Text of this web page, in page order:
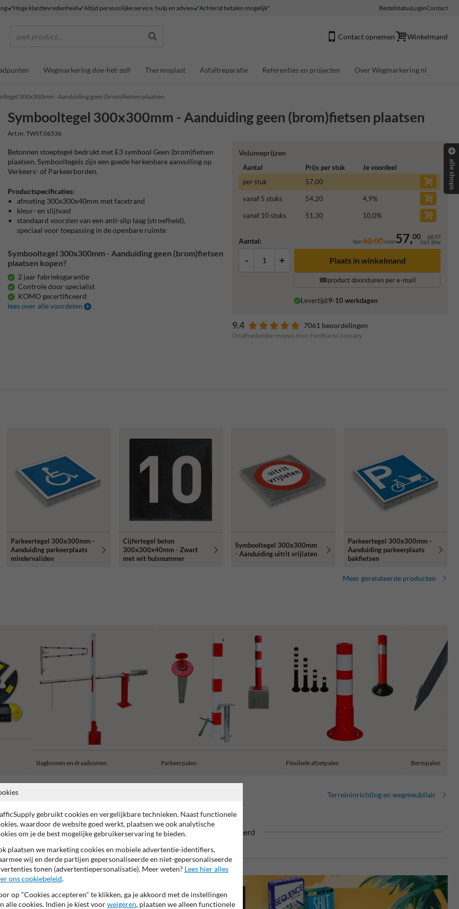
Hoge klanttevredenheid Altijd persoonlijke service, hulp en advies Achteraf betalen mogelijk* BestelstatusLoginContact
zoek product... Contact opnemen Winkelmand
Wegmarkering doe-het-zelf Thermoplast Asfaltreparatie Referenties en projecten Over Wegmarkering.nl
300x300mm - Aanduiding geen (brom)fietsen plaatsen
Symbooltegel 300x300mm - Aanduiding geen (brom)fietsen plaatsen
Art.nr. TWST.06536
Volumeprijzen
Aantal Prijs per stuk
Je voordeel
per stuk
57,00
vanaf 5 stuks 54,20 4,9%
vanaf 10 stuks 51,30 10,0%
Aantal: Van60,00voor57,00 68,97
incl. btw
- + Plaats in winkelmand
product doorsturen per e-mail
Levertijd:9-10 werkdagen
9.4 7061 beoordelingen
Onafhankelijke reviews door FeedbackCompany
Betonnen stoeptegel bedrukt met E3 symbool Geen (brom)fietsen
plaatsen. Symbooltegels zijn een goede herkenbare aanvulling op
Verkeers- of Parkeerborden.
Productspecificaties:
afmeting 300x300x40mm met facetrand
kleur- en slijtvast
standaard voorzien van een anti-slip laag (stroefheid),
speciaal voor toepassing in de openbare ruimte
Symbooltegel 300x300mm - Aanduiding geen (brom)fietsen
plaatsen kopen?
2 jaar fabrieksgarantie
Controle door specialist
KOMO gecertificeerd
lees over alle voordelen
Parkeertegel 300x300mm -
Aanduiding parkeerplaats
mindervaliden
Cijfertegel beton
300x300x40mm - Zwart
met wit huisnummer
Symbooltegel 300x300mm
- Aanduiding uitrit vrijlaten
Parkeertegel 300x300mm -
Aanduiding parkeerplaats
bakfietsen
Meer gerelateerde producten
Slagbomen en draaibomen Parkeerpalen Flexibele afzetpalen Bermpalen
Terreininrichting en wegmeubilair
fabrieksgarantie Controle door specialist KOMO gecertificeerd
alle shops
gebruikt cookies en vergelijkbare technieken. Naast functionele
waardoor de website goed werkt, plaatsen we ook analytische
om je de best mogelijke gebruikerservaring te bieden.
plaatsen we marketing cookies en mobiele advertentie-identifiers,
wij en derde partijen gepersonaliseerde en niet-gepersonaliseerde
tonen (advertentiepersonalisatie). Meer weten? Lees hier alles
ons cookiebeleid.
op "Cookies accepteren" te klikken, ga je akkoord met de instellingen
alle cookies. Indien je kiest voorweigeren, plaatsen we alleen functionele